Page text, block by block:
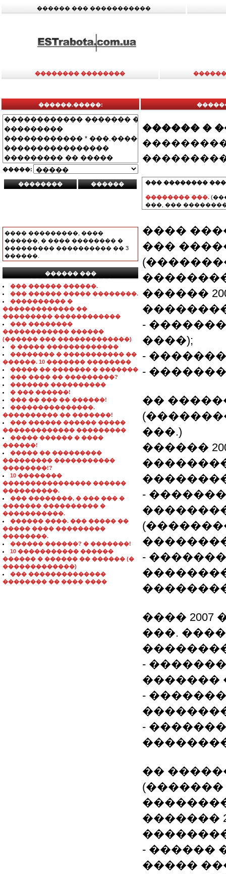
������ ��� �����������
�������� ��������
������.�����:
�����:
���� ���������, ����
������, � ���� �������� �
��������� ���������� �� 3
������.
������ ���
���������������
��� ������ ������.
��� ������ ����� ��������.
���������� �
������������� ��
��������� ������������
��� ��������
������������ ������
(������ ��� �������������)
� ����� �������������
�������� � ����������� ��
������. 10 ������� ��������
����� �� ������� � �������
��� ���� �� ���������?
������� ����������
� ��� ������!
��� �� ��� �� ������!
���������������.
���������� �� �������!
��� ������ ������ �����
������������� ���������
����� ������ � ����
������!
����� �� ���������
��������� �����������
��������!?
10 ��������
���������������� ������
����������.
��� ��������, � ��� ��� �
������� ���������� �
�����������.
������ ����. ��� ����� ��
����� ���� ���������
��������.
������ ������? � �������!
10 ����������� ������
������ � ������ �� ������ (�
�������������)
��� ��������������
�������� �� ���� ����
������ �
��� ��������
�������� ���.
���, ���
����
���
������
-
����);
-
-
��
���.)
������
-
-
���� 2007
���.
-
�������
-
-
��
�������
- ������
�����